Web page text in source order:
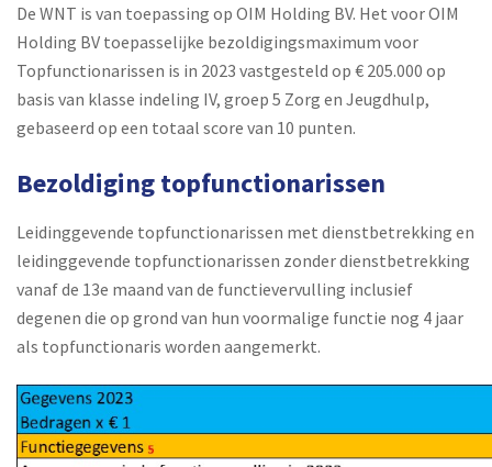
De WNT is van toepassing op OIM Holding BV. Het voor OIM
Holding BV toepasselijke bezoldigingsmaximum voor
Topfunctionarissen is in 2023 vastgesteld op € 205.000 op
basis van klasse indeling IV, groep 5 Zorg en Jeugdhulp,
gebaseerd op een totaal score van 10 punten.
Bezoldiging topfunctionarissen
Leidinggevende topfunctionarissen met dienstbetrekking en
leidinggevende topfunctionarissen zonder dienstbetrekking
vanaf de 13e maand van de functievervulling inclusief
degenen die op grond van hun voormalige functie nog 4 jaar
als topfunctionaris worden aangemerkt.